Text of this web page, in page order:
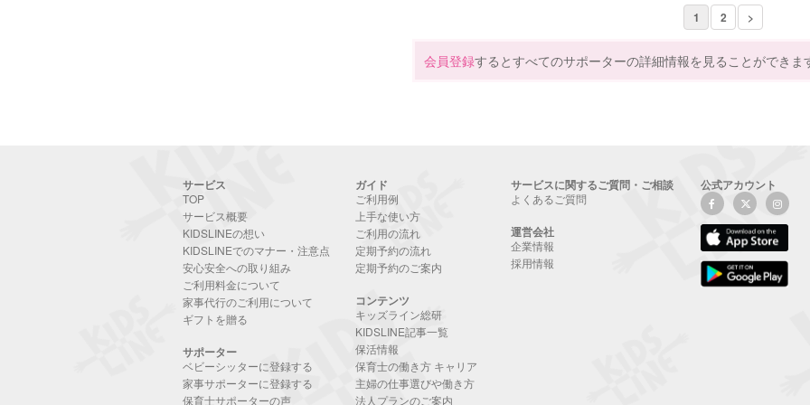
1 2 >
会員登録するとすべてのサポーターの詳細情報を見ることができま
サービス
TOP
サービス概要
KIDSLINEの想い
KIDSLINEでのマナー・注意点
安心安全への取り組み
ご利用料金について
家事代行のご利用について
ギフトを贈る
サポーター
ベビーシッターに登録する
家事サポーターに登録する
保育士サポーターの声
ガイド
ご利用例
上手な使い方
ご利用の流れ
定期予約の流れ
定期予約のご案内
コンテンツ
キッズライン総研
KIDSLINE記事一覧
保活情報
保育士の働き方 キャリア
主婦の仕事選びや働き方
法人プランのご案内
サービスに関するご質問・ご相談
よくあるご質問
運営会社
企業情報
採用情報
公式アカウント